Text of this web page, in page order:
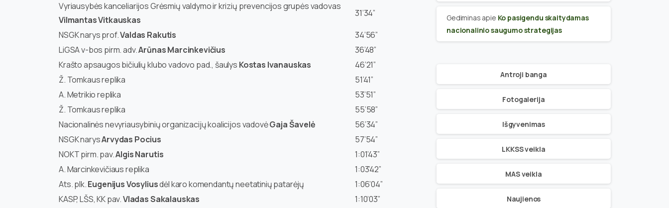
Vyriausybės kanceliarijos Grėsmių valdymo ir krizių prevencijos grupės vadovas
Vilmantas Vitkauskas
31’34”
NSGK narys prof.Valdas Rakutis
34’56”
LiGSA v-bos pirm. adv.Arūnas Marcinkevičius
36’48”
Krašto apsaugos bičiulių klubo vadovo pad., šaulys Kostas Ivanauskas
46’21”
Ž. Tomkaus replika
51’41”
A. Metrikio replika
53’51”
Ž. Tomkaus replika
55’58”
Nacionalinės nevyriausybinių organizacijų koalicijos vadovėGaja Šavelė
56’34”
NSGK narysArvydas Pocius
57’54”
NOKT pirm. pav.Algis Narutis
1:01’43”
A. Marcinkevičiaus replika
1:03’42”
Ats. plk.Eugenijus Vosyliusdėl karo komendantų neetatinių patarėjų
1:06’04”
KASP, LŠS, KK pav.Vladas Sakalauskas
1:10’03”
Gediminas apie Ko pasigendu skaitydamas
nacionalinio saugumo strategijas
Antroji banga
Fotogalerija
Išgyvenimas
LKKSS veikla
MAS veikla
Naujienos